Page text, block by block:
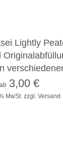
Lightly
MwSt. zzgl. Versand
ab 3,00 €